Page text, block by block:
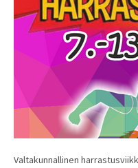
Valtakunnallinen